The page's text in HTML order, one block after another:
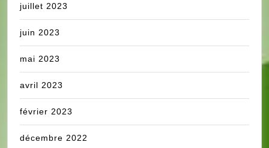
juillet 2023
juin 2023
mai 2023
avril 2023
février 2023
décembre 2022